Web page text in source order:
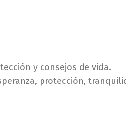
y consejos de vida.
protección,